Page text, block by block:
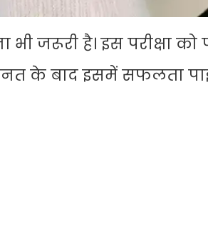
जरूरी है। इस परीक्षा
के बाद इसमें सफलता